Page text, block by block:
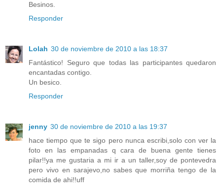
Besinos.
Responder
Lolah 30 de noviembre de 2010 a las 18:37
Fantástico! Seguro que todas las participantes quedaron
encantadas contigo.
Un besico.
Responder
jenny 30 de noviembre de 2010 a las 19:37
hace tiempo que te sigo pero nunca escribi,solo con ver la
foto en las empanadas q cara de buena gente tienes
pilar!!ya me gustaria a mi ir a un taller,soy de pontevedra
pero vivo en sarajevo,no sabes que morriña tengo de la
comida de ahi!!uff